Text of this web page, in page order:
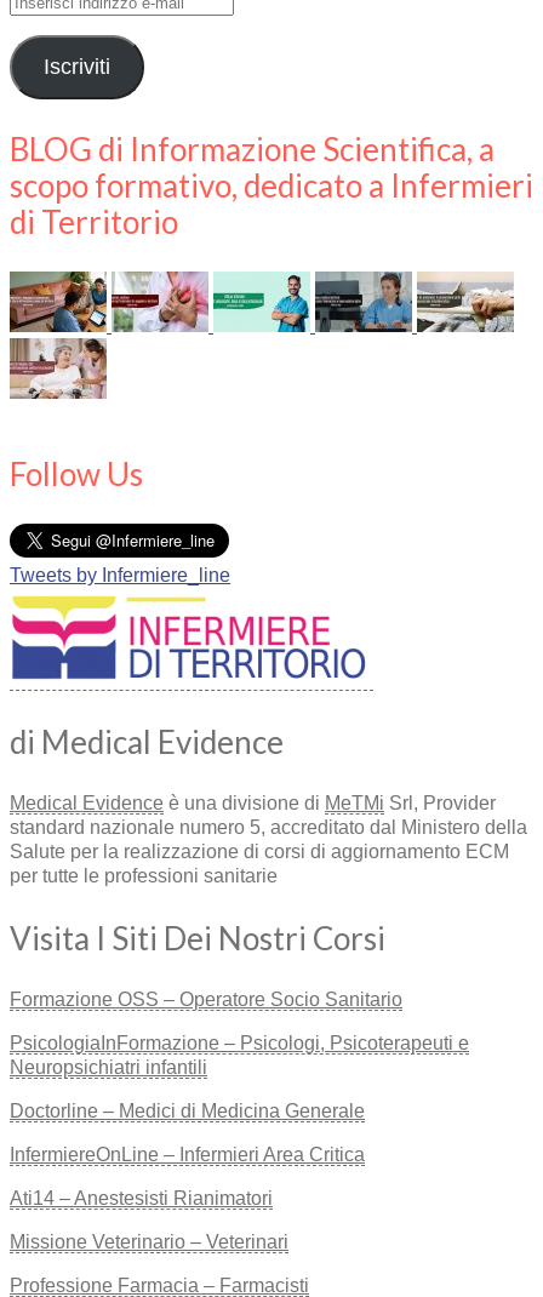
e-
mail Iscriviti
BLOG di Informazione Scientifica, a
scopo formativo, dedicato a Infermieri
di Territorio
Follow Us
Tweets by Infermiere_line
di Medical Evidence
Medical Evidence è una divisione di MeTMi Srl, Provider
standard nazionale numero 5, accreditato dal Ministero della
Salute per la realizzazione di corsi di aggiornamento ECM
per tutte le professioni sanitarie
Visita I Siti Dei Nostri Corsi
Formazione OSS – Operatore Socio Sanitario
PsicologiaInFormazione – Psicologi, Psicoterapeuti e
Neuropsichiatri infantili
Doctorline – Medici di Medicina Generale
InfermiereOnLine – Infermieri Area Critica
Ati14 – Anestesisti Rianimatori
Missione Veterinario – Veterinari
Professione Farmacia – Farmacisti